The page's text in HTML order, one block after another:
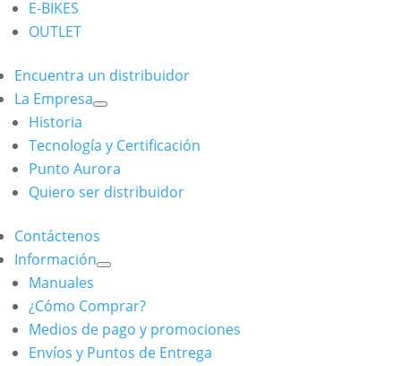
E-BIKES
OUTLET
Encuentra un distribuidor
La Empresa
Historia
Tecnología y Certificación
Punto Aurora
Quiero ser distribuidor
Contáctenos
Información
Manuales
¿Cómo Comprar?
Medios de pago y promociones
Envíos y Puntos de Entrega